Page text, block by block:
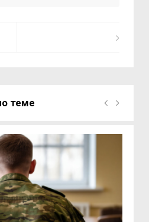
теме